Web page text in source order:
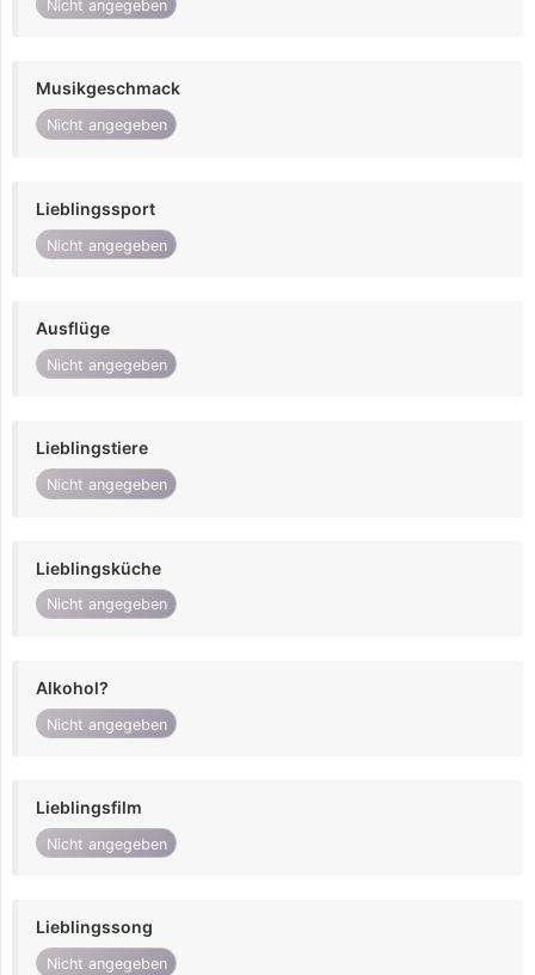
Nicht angegeben
Musikgeschmack
Nicht angegeben
Lieblingssport
Nicht angegeben
Ausflüge
Nicht angegeben
Lieblingstiere
Nicht angegeben
Lieblingsküche
Nicht angegeben
Alkohol?
Nicht angegeben
Lieblingsfilm
Nicht angegeben
Lieblingssong
Nicht angegeben